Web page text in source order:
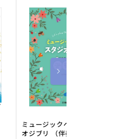
ミュージックベルでスタジ
オジブリ （伴奏音源と楽